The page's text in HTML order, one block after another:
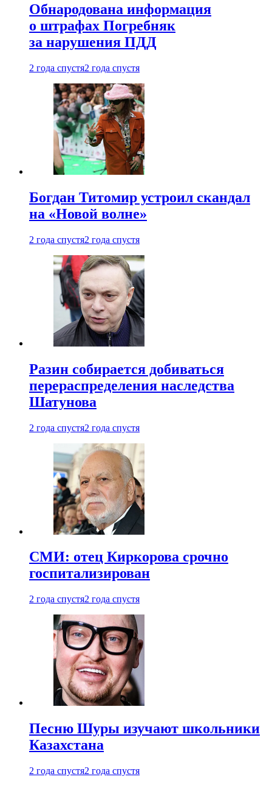
Обнародована информация
о штрафах Погребняк
за нарушения ПДД
2 года спустя2 года спустя
Богдан Титомир устроил скандал
на «Новой волне»
2 года спустя2 года спустя
Разин собирается добиваться
перераспределения наследства
Шатунова
2 года спустя2 года спустя
СМИ: отец Киркорова срочно
госпитализирован
2 года спустя2 года спустя
Песню Шуры изучают школьники
Казахстана
2 года спустя2 года спустя